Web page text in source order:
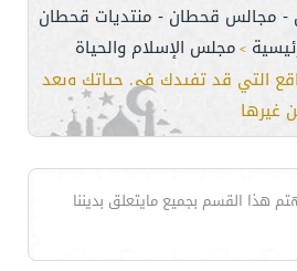
مجالس قحطان - منتديات قحطان
> مجلس الإسلام والحياة
التي قد تفيدك في حياتك وبعد
غيرها
هذا القسم بجميع مايتعلق بديننا